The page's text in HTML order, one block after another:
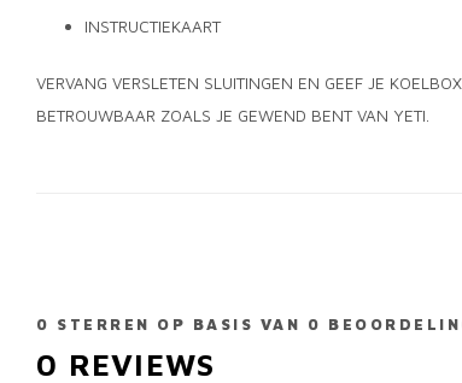
INSTRUCTIEKAART
VERVANG VERSLETEN SLUITINGEN EN GEEF JE
BETROUWBAAR ZOALS JE GEWEND BENT VAN YETI.
0 STERREN OP BASIS VAN 0
0 REVIEWS